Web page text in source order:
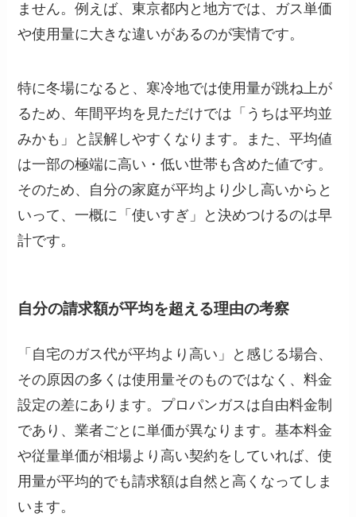
ません。例えば、東京都内と地方では、ガス単価
や使用量に大きな違いがあるのが実情です。
特に冬場になると、寒冷地では使用量が跳ね上が
るため、年間平均を見ただけでは「うちは平均並
みかも」と誤解しやすくなります。また、平均値
は一部の極端に高い・低い世帯も含めた値です。
そのため、自分の家庭が平均より少し高いからと
いって、一概に「使いすぎ」と決めつけるのは早
計です。
自分の請求額が平均を超える理由の考察
「自宅のガス代が平均より高い」と感じる場合、
その原因の多くは使用量そのものではなく、料金
設定の差にあります。プロパンガスは自由料金制
であり、業者ごとに単価が異なります。基本料金
や従量単価が相場より高い契約をしていれば、使
用量が平均的でも請求額は自然と高くなってしま
います。